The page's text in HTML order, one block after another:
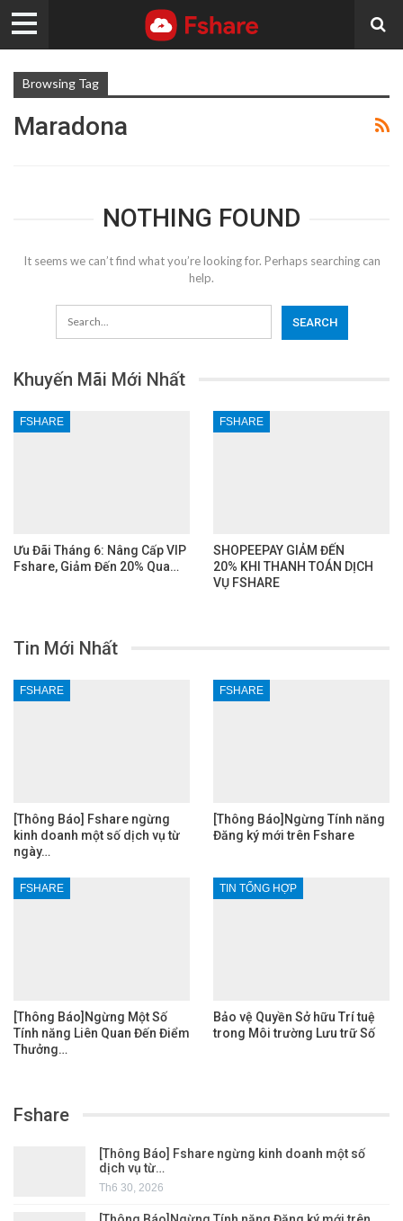
Browsing Tag
Maradona
NOTHING FOUND
It seems we can’t find what you’re looking for. Perhaps searching can
help.
Khuyến Mãi Mới Nhất
FSHARE
Ưu Đãi Tháng 6: Nâng Cấp VIP
Fshare, Giảm Đến 20% Qua…
FSHARE
SHOPEEPAY GIẢM ĐẾN
20% KHI THANH TOÁN DỊCH
VỤ FSHARE
Tin Mới Nhất
FSHARE
[Thông Báo] Fshare ngừng
kinh doanh một số dịch vụ từ
ngày…
FSHARE
[Thông Báo]Ngừng Tính năng
Đăng ký mới trên Fshare
FSHARE
[Thông Báo]Ngừng Một Số
Tính năng Liên Quan Đến Điểm
Thưởng…
TIN TỔNG HỢP
Bảo vệ Quyền Sở hữu Trí tuệ
trong Môi trường Lưu trữ Số
Fshare
[Thông Báo] Fshare ngừng kinh doanh một số
dịch vụ từ…
Th6 30, 2026